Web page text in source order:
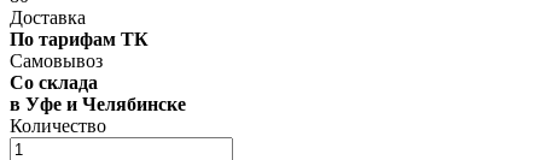
Доставка
По тарифам ТК
Самовывоз
Со склада
в Уфе и Челябинске
Количество